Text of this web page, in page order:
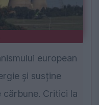
european
și susține
cărbune. Critici la